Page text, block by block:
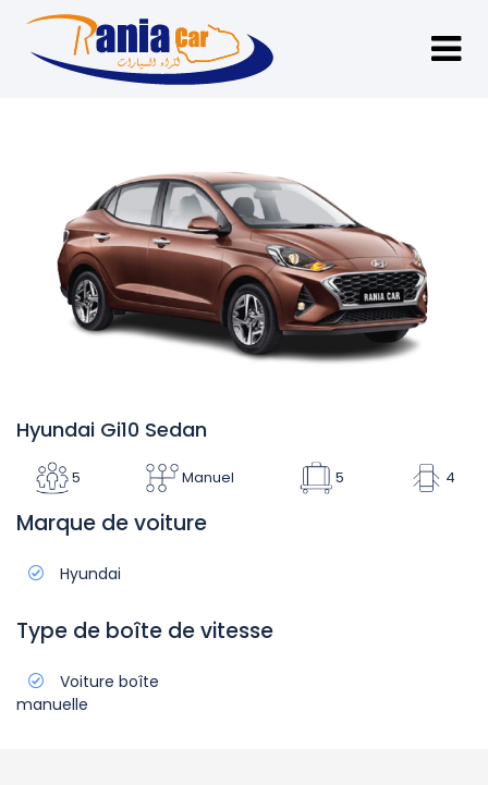
Hyundai Gi10 Sedan
5 Manuel 5 4
Marque de voiture
Hyundai
Type de boîte de vitesse
Voiture boîte
manuelle